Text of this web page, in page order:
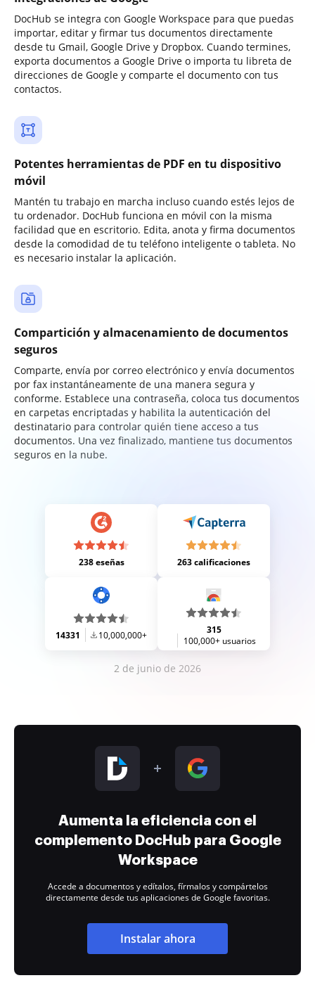
DocHub se integra con Google Workspace para que puedas
importar, editar y firmar tus documentos directamente
desde tu Gmail, Google Drive y Dropbox. Cuando termines,
exporta documentos a Google Drive o importa tu libreta de
direcciones de Google y comparte el documento con tus
contactos.
Potentes herramientas de PDF en tu dispositivo
móvil
Mantén tu trabajo en marcha incluso cuando estés lejos de
tu ordenador. DocHub funciona en móvil con la misma
facilidad que en escritorio. Edita, anota y firma documentos
desde la comodidad de tu teléfono inteligente o tableta. No
es necesario instalar la aplicación.
Compartición y almacenamiento de documentos
seguros
Comparte, envía por correo electrónico y envía documentos
por fax instantáneamente de una manera segura y
conforme. Establece una contraseña, coloca tus documentos
en carpetas encriptadas y habilita la autenticación del
destinatario para controlar quién tiene acceso a tus
documentos. Una vez finalizado, mantiene tus documentos
seguros en la nube.
238 eseñas 263 calificaciones
14331 10,000,000+
315
100,000+ usuarios
2 de junio de 2026
Aumenta la eficiencia con el
complemento DocHub para Google
Workspace
Accede a documentos y edítalos, fírmalos y compártelos
directamente desde tus aplicaciones de Google favoritas.
Instalar ahora